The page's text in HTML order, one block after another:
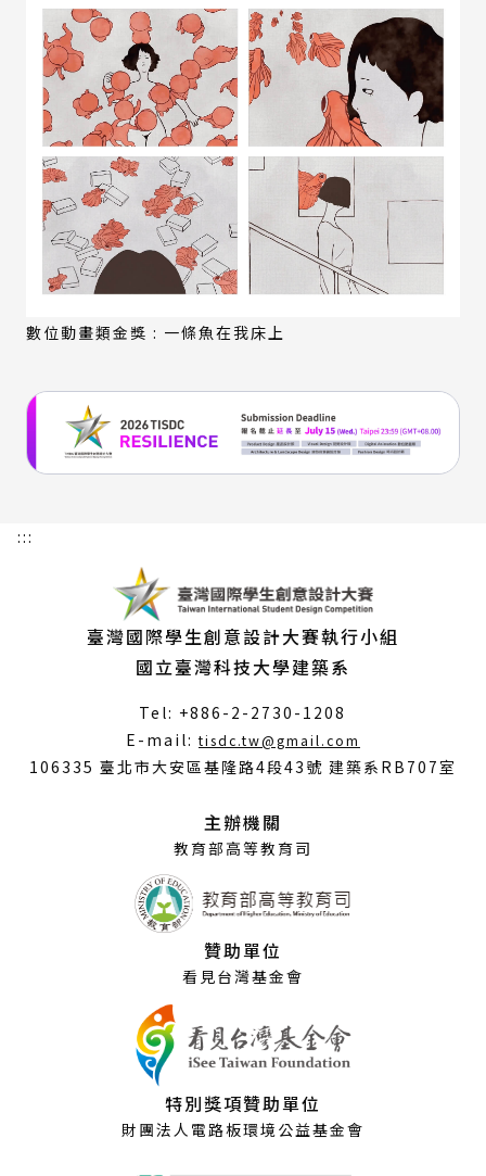
連
結)
數位動畫類金獎 : 一條魚在我床上
:::
臺灣國際學生創意設計大賽執行小組
國立臺灣科技大學建築系
Tel: +886-2-2730-1208
E-mail:tisdc.tw@gmail.com
開
106335 臺北市大安區基隆路4段43號 建築系RB707室
主辦機關
教育部高等教育司
贊助單位
看見台灣基金會
特別獎項贊助單位
財團法人電路板環境公益基金會